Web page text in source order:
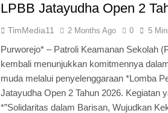
LPBB Jatayudha Open 2
TimMedia11 2 Months Ago 0 5
Purworejo* – Patroli Keamanan Sekolah
kembali menunjukkan komitmennya
muda melalui penyelenggaraan *Lomba
Jatayudha Open 2 Tahun 2026. Kegiatan
*”Solidaritas dalam Barisan, Wujudkan